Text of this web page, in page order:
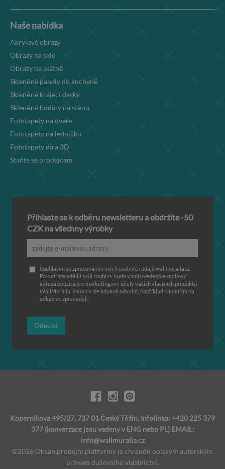
Naše nabídka
Akrylové obrazy
Obrazy na skle
Obrazy na plátně
Skleněné panely do kuchyně
Skleněné krájecí desky
Skleněné hodiny na stěnu
Fototapety na dveře
Fototapety na ledničku
Fototapety díra 3D
Staňte se prodejcem
Přihlaste se k odběru newsletteru a obdržíte -50
CZK na všechny výrobky
Souhlasím se zpracováním mých osobních údajů wallmuralia.cz
Pokud jste udělili svůj souhlas, bude vámi uvedená e-mailová
adresa použita pro marketingové účely vašich vlastních produktů
WallMuralia. Souhlas lze kdykoli odvolat, například kliknutím na
odkaz ve zpravodaji.
Odeslat
Koperníkova 495/27, 737 01 Český Těšín, Infolinka: +420 225 379
377 (konverzace jsou vedeny v ENG nebo PL) EMAIL:
info@wallmuralia.cz
©2026 Obsah prodejní platformy je chráněn polským autorským
právem duševního vlastnictví.